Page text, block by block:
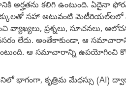
అర్హతను కలిగి ఉంటుంది. ఏదైనా
సహా అటువంటి మెటీరియల్‌లలో
వ్యాఖ్యలు, ప్రశ్నలు,
లేదు. అంతేకాకుండా, ఆ
ఆ సమాచారాన్ని ఉపయోగించి
కృత్రిమ మేధస్సు (AI) ద్వారా